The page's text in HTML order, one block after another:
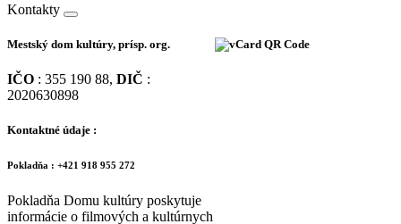
Kontakty
Mestský dom kultúry, prísp. org.
IČO : 355 190 88, DIČ :
2020630898
Kontaktné údaje :
Pokladňa : +421 918 955 272
Pokladňa Domu kultúry poskytuje
informácie o filmových a kultúrnych